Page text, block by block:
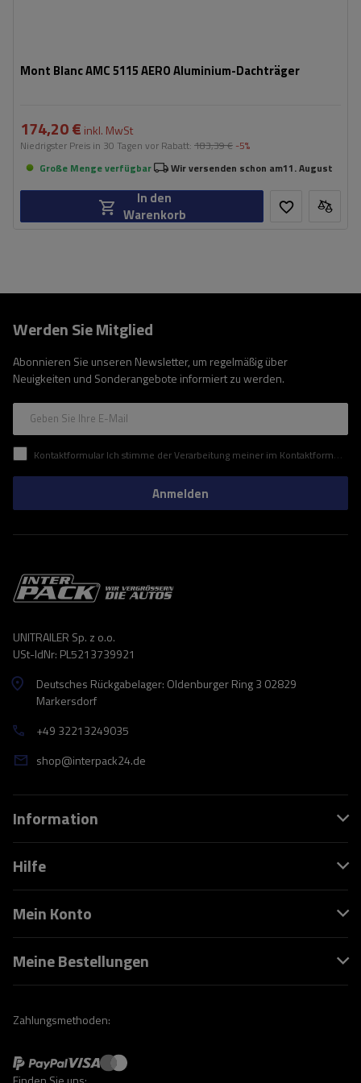
Mont Blanc AMC 5115 AERO Aluminium-Dachträger
174,20 € inkl. MwSt
Niedrigster Preis in 30 Tagen vor Rabatt: 183,39 € -5%
Große Menge verfügbar
Wir versenden schon am11. August
In den
Warenkorb
Werden Sie Mitglied
Abonnieren Sie unseren Newsletter, um regelmäßig über
Neuigkeiten und Sonderangebote informiert zu werden.
Geben Sie Ihre E-Mail
Kontaktformular Ich stimme der Verarbeitung meiner im Kontaktformular enthaltenen personenbezogenen Daten gemäß der Verordnung (EU) des Europäischen Parlaments und des Rates zu.
Anmelden
UNITRAILER Sp. z o.o.
USt-IdNr: PL5213739921
Deutsches Rückgabelager: Oldenburger Ring 3 02829
Markersdorf
+49 32213249035
shop@interpack24.de
Information
Hilfe
Mein Konto
Meine Bestellungen
Zahlungsmethoden: